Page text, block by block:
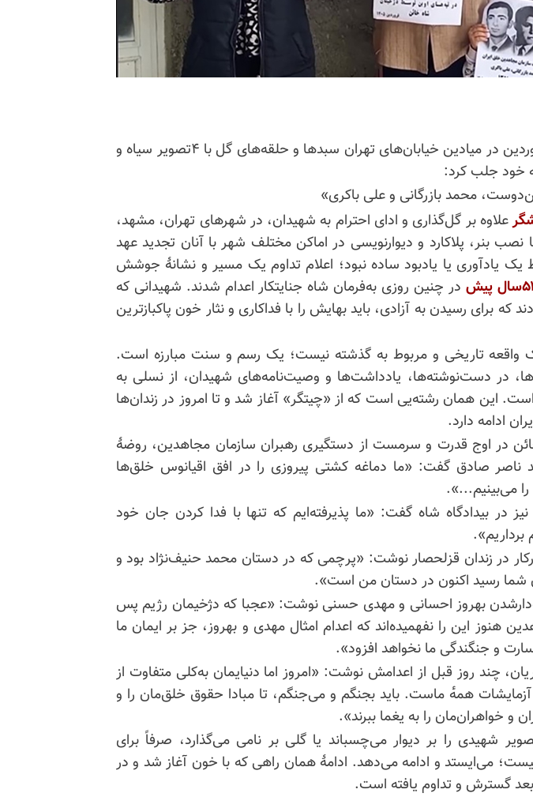
صبح روز یکشنبه ۳۰فروردین در میادین خیابان‌های تهران سبدها و حلقه‌های گل با ۴تصویر سیاه و
خود جلب کرد:
محمد بازرگانی و علی باکری»
علاوه بر گل‌گذاری و ادای احترام به شهیدان، در شهرهای تهران، مشهد،
نصب بنر، پلاکارد و دیوارنویسی در اماکن مختلف شهر با آنان تجدید عهد
یک یادآوری یا یادبود ساده نبود؛ اعلام تداوم یک مسیر و نشانهٔ جوشش
پیش
در چنین روزی به‌فرمان شاه جنایتکار اعدام شدند. شهیدانی که
که برای رسیدن به آزادی، باید بهایش را با فداکاری و نثار خون پاکبازترین
یک واقعه تاریخی و مربوط به گذشته نیست؛ یک رسم و سنت مبارزه است.
در دست‌نوشته‌ها، یادداشت‌ها و وصیت‌نامه‌های شهیدان، از نسلی به
این همان رشته‌یی است که از «چیتگر» آغاز شد و تا امروز در زندان‌ها
ادامه دارد.
در اوج قدرت و سرمست از دستگیری رهبران سازمان مجاهدین، روضهٔ
ناصر صادق گفت: «ما دماغه کشتی پیروزی را در افق اقیانوس خلق‌ها
می‌بینیم...».
در بیدادگاه شاه گفت: «ما پذیرفته‌ایم که تنها با فدا کردن جان خود
برداریم».
در زندان قزلحصار نوشت: «پرچمی که در دستان محمد حنیف‌نژاد بود و
رسید اکنون در دستان من است».
بهروز احسانی و مهدی حسنی نوشت: «عجبا که دژخیمان رژیم پس
هنوز این را نفهمیده‌اند که اعدام امثال مهدی و بهروز، جز بر ایمان ما
و جنگندگی ما نخواهد افزود».
چند روز قبل از اعدامش نوشت: «امروز اما دنیایمان به‌کلی متفاوت از
همه‌ٔ ماست. باید بجنگم و می‌جنگم، تا مبادا حقوق خلق‌مان را و
و خواهران‌مان را به یغما ببرند».
شهیدی را بر دیوار می‌چسباند یا گلی بر نامی می‌گذارد، صرفاً برای
می‌ایستد و ادامه می‌دهد. ادامهٔ همان راهی که با خون آغاز شد و در
گسترش و تداوم یافته است.